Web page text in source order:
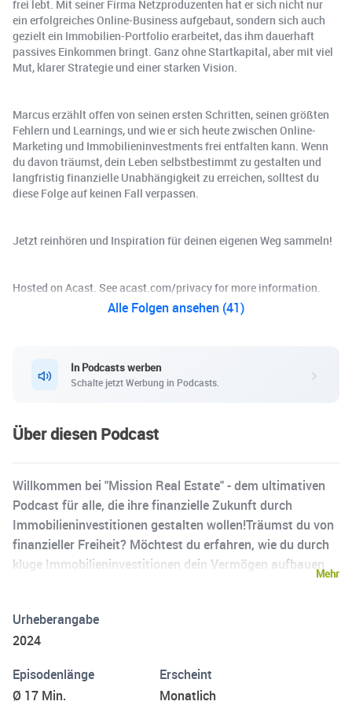
frei lebt. Mit seiner Firma Netzproduzenten hat er sich nicht nur
ein erfolgreiches Online-Business aufgebaut, sondern sich auch
gezielt ein Immobilien-Portfolio erarbeitet, das ihm dauerhaft
passives Einkommen bringt. Ganz ohne Startkapital, aber mit viel
Mut, klarer Strategie und einer starken Vision.
Marcus erzählt offen von seinen ersten Schritten, seinen größten
Fehlern und Learnings, und wie er sich heute zwischen Online-
Marketing und Immobilieninvestments frei entfalten kann. Wenn
du davon träumst, dein Leben selbstbestimmt zu gestalten und
langfristig finanzielle Unabhängigkeit zu erreichen, solltest du
diese Folge auf keinen Fall verpassen.
Jetzt reinhören und Inspiration für deinen eigenen Weg sammeln!
Hosted on Acast. See acast.com/privacy for more information.
Alle Folgen ansehen (41)
In Podcasts werben
Schalte jetzt Werbung in Podcasts.
Über diesen Podcast
Willkommen bei "Mission Real Estate" - dem ultimativen
Podcast für alle, die ihre finanzielle Zukunft durch
Immobilieninvestitionen gestalten wollen!Träumst du von
finanzieller Freiheit? Möchtest du erfahren, wie du durch
kluge Immobilieninvestitionen dein Vermögen aufbauen
Immobilieninvestments und zur Verwirklichung deiner
finanziellen Träume.In jeder Folge tauchen wir tief in die
erfahrene Investoren und Finanzstrategen, teilen ihr
Mehr
Urheberangabe
2024
Episodenlänge
Ø 17 Min.
Erscheint
Monatlich